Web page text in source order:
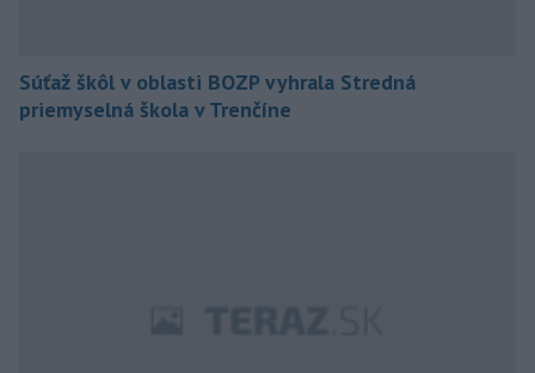
Súťaž škôl v oblasti BOZP vyhrala Stredná
priemyselná škola v Trenčíne